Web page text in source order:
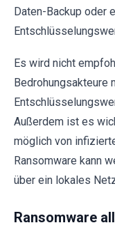
Daten-Backup oder
Es wird nicht
Bedrohungsakteure
Außerdem ist es
möglich von
Ransomware kann
über ein lokales
Ransomware